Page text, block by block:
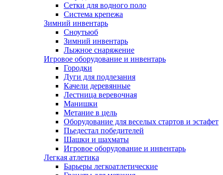
Сетки для водного поло
Система крепежа
Зимний инвентарь
Сноутьюб
Зимний инвентарь
Лыжное снаряжение
Игровое оборудование и инвентарь
Городки
Дуги для подлезания
Качели деревянные
Лестница веревочная
Манишки
Метание в цель
Оборудование для веселых стартов и эстафет
Пьедестал победителей
Шашки и шахматы
Игровое оборудование и инвентарь
Легкая атлетика
Барьеры легкоатлетические